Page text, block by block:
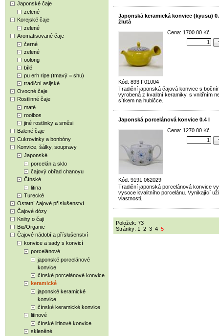
Japonské čaje
zelené
Korejské čaje
zelené
Aromatisované čaje
černé
zelené
oolong
bílé
pu erh ripe (tmavý = shu)
tradiční asijské
Ovocné čaje
Rostlinné čaje
maté
rooibos
jiné rostlinky a směsi
Balené čaje
Cukrovinky a bonbóny
Konvice, šálky, soupravy
Japonské
porcelán a sklo
čajový obřad chanoyu
Čínské
litina
Turecké
Ostatní čajové příslušenství
Čajové dózy
Knihy o čaji
Bio/Organic
Čajové nádobí a příslušenství
konvice a sady s konvicí
porcelánové
japonské porcelánové
konvice
čínské porcelánové konvice
keramické
japonské keramické
konvice
čínské keramické konvice
litinové
čínské litinové konvice
skleněné
Japonská keramická konvice (kyusu)
žlutá
Kód: 893 F01004
Cena: 1700.00 Kč
Tradiční japonská čajová konvice s
vyrobená z kvalitní keramiky, s vnitřním
sítkem na hubičce.
Japonská porcelánová konvice 0.4 l
Kód: 9191 062029
Cena: 1270.00 Kč
Tradiční japonská porcelánová konvice
vysoce kvalitního porcelánu. Vynikající
vlastnosti.
Položek: 73
Stránky: 1 2 3 4 5